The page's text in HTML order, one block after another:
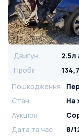
Двигун 2.5л
Пробіг
Пошкодження
Стан
На
Аукціон
Дата та час
8/